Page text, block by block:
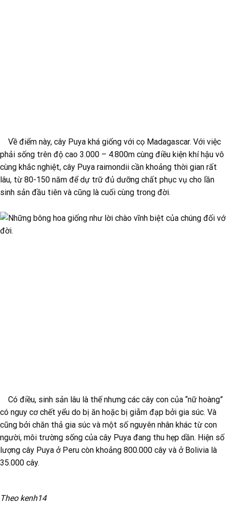
Về điểm này, cây Puya khá giống với cọ Madagascar. Với việc
phải sống trên độ cao 3.000 – 4.800m cùng điều kiện khí hậu vô
cùng khắc nghiệt, cây Puya raimondii cần khoảng thời gian rất
lâu, từ 80-150 năm để dự trữ đủ dưỡng chất phục vụ cho lần
sinh sản đầu tiên và cũng là cuối cùng trong đời.
Có điều, sinh sản lâu là thế nhưng các cây con của “nữ hoàng”
có nguy cơ chết yểu do bị ăn hoặc bị giẫm đạp bởi gia súc. Và
cũng bởi chăn thả gia súc và một số nguyên nhân khác từ con
người, môi trường sống của cây Puya đang thu hẹp dần. Hiện số
lượng cây Puya ở Peru còn khoảng 800.000 cây và ở Bolivia là
35.000 cây.
Theo kenh14